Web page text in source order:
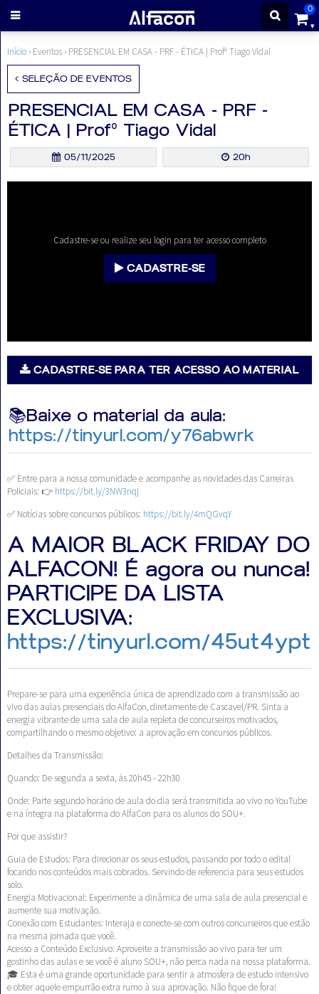
0
ENTRAR
SE
Cursos
Notícias
AO
VIVO
GRATUITAS!
Início › Eventos › PRESENCIAL EM CASA - PRF - ÉTICA | Profº Tiago Vidal
SELEÇÃO DE EVENTOS
PRESENCIAL EM CASA - PRF -
ÉTICA | Profº Tiago Vidal
05/11/2025 20h
Cadastre-se ou realize seu login para ter acesso completo
CADASTRE-SE
CADASTRE-SE PARA TER ACESSO AO MATERIAL
📚Baixe o material da aula:
https://tinyurl.com/y76abwrk
✅ Entre para a nossa comunidade e acompanhe as novidades das Carreiras
Policiais: 👉 https://bit.ly/3NW3nqj
✅ Notícias sobre concursos públicos: https://bit.ly/4mQGvqY
A MAIOR BLACK FRIDAY DO
ALFACON! É agora ou nunca!
PARTICIPE DA LISTA
EXCLUSIVA:
https://tinyurl.com/45ut4ypt
Prepare-se para uma experiência única de aprendizado com a transmissão ao
vivo das aulas presenciais do AlfaCon, diretamente de Cascavel/PR. Sinta a
energia vibrante de uma sala de aula repleta de concurseiros motivados,
compartilhando o mesmo objetivo: a aprovação em concursos públicos.
Detalhes da Transmissão:
Quando: De segunda a sexta, às 20h45 - 22h30
Onde: Parte segundo horário de aula do dia será transmitida ao vivo no YouTube
e na íntegra na plataforma do AlfaCon para os alunos do SOU+.
Por que assistir?
Guia de Estudos: Para direcionar os seus estudos, passando por todo o edital
focando nos conteúdos mais cobrados. Servindo de referencia para seus estudos
solo.
Energia Motivacional: Experimente a dinâmica de uma sala de aula presencial e
aumente sua motivação.
Conexão com Estudantes: Interaja e conecte-se com outros concurseiros que estão
na mesma jornada que você.
Acesso a Conteúdo Exclusivo: Aproveite a transmissão ao vivo para ter um
gostinho das aulas e se você é aluno SOU+, não perca nada na nossa plataforma.
🎓 Esta é uma grande oportunidade para sentir a atmosfera de estudo intensivo
e obter aquele empurrão extra rumo à sua aprovação. Não fique de fora!